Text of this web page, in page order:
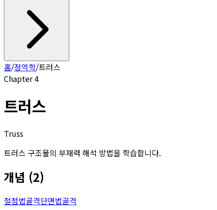
홈/정역학/트러스
Chapter4
트러스
Truss
트러스 구조물의 부재력 해석 방법을 학습합니다.
개념 (2)
절점법골격단면법골격